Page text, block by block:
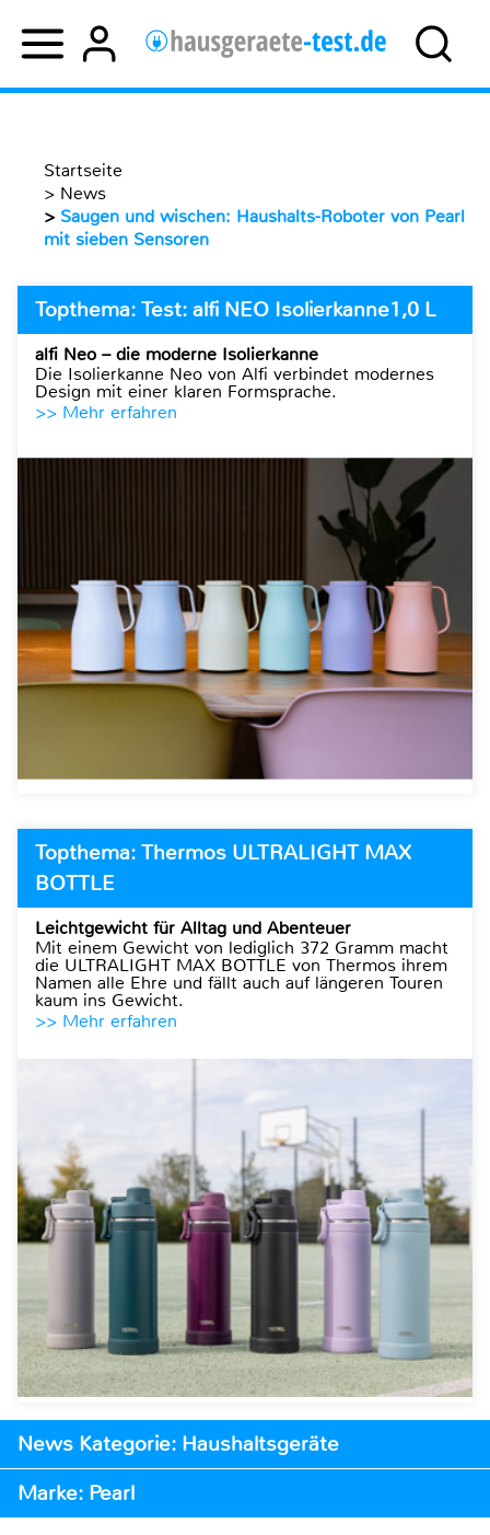
Startseite
> News
> Saugen und wischen: Haushalts-Roboter von Pearl
mit sieben Sensoren
Topthema: Test: alfi NEO Isolierkanne1,0 L
alfi Neo – die moderne Isolierkanne
Die Isolierkanne Neo von Alfi verbindet modernes
Design mit einer klaren Formsprache.
>> Mehr erfahren
Topthema: Thermos ULTRALIGHT MAX
BOTTLE
Leichtgewicht für Alltag und Abenteuer
Mit einem Gewicht von lediglich 372 Gramm macht
die ULTRALIGHT MAX BOTTLE von Thermos ihrem
Namen alle Ehre und fällt auch auf längeren Touren
kaum ins Gewicht.
>> Mehr erfahren
News Kategorie: Haushaltsgeräte
Marke: Pearl